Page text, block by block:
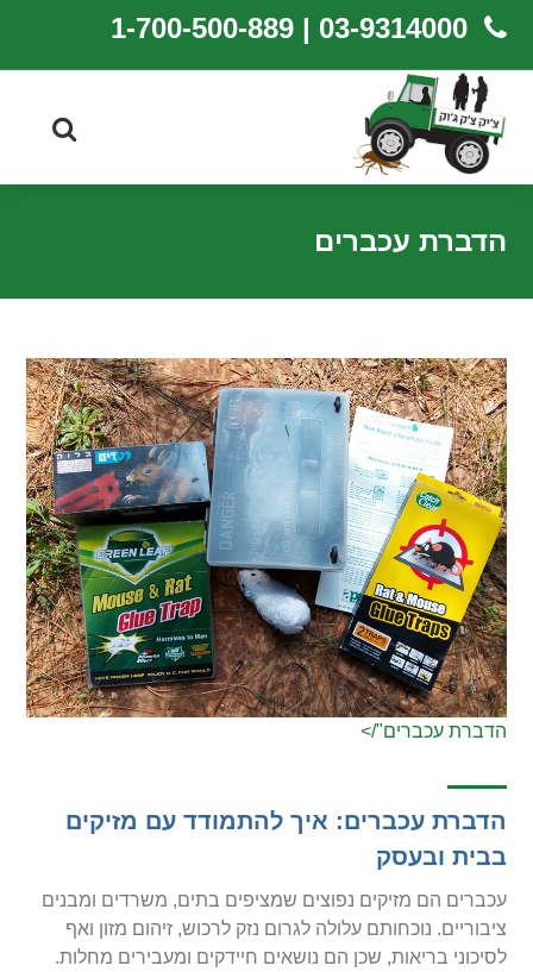
03-9314000 | 1-700-500-889
הדברת עכברים
הדברת עכברים"/>
הדברת עכברים: איך להתמודד עם מזיקים
בבית ובעסק
עכברים הם מזיקים נפוצים שמציפים בתים, משרדים ומבנים
ציבוריים. נוכחותם עלולה לגרום נזק לרכוש, זיהום מזון ואף
לסיכוני בריאות, שכן הם נושאים חיידקים ומעבירים מחלות.